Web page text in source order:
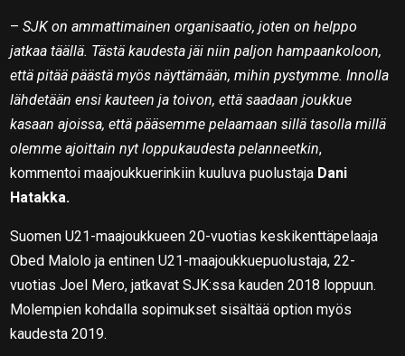
–SJK on ammattimainen organisaatio, joten on helppo
jatkaa täällä. Tästä kaudesta jäi niin paljon hampaankoloon,
että pitää päästä myös näyttämään, mihin pystymme. Innolla
lähdetään ensi kauteen ja toivon, että saadaan joukkue
kasaan ajoissa, että pääsemme pelaamaan sillä tasolla millä
olemme ajoittain nyt loppukaudesta pelanneetkin,
kommentoi maajoukkuerinkiin kuuluva puolustaja Dani
Hatakka.
Suomen U21-maajoukkueen 20-vuotias keskikenttäpelaaja
Obed Malolo ja entinen U21-maajoukkuepuolustaja, 22-
vuotias Joel Mero, jatkavat SJK:ssa kauden 2018 loppuun.
Molempien kohdalla sopimukset sisältää option myös
kaudesta 2019.